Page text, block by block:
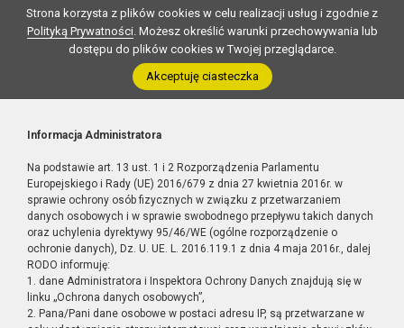
Strona korzysta z plików cookies w celu realizacji usług i zgodnie z
Polityką Prywatności. Możesz określić warunki przechowywania lub
dostępu do plików cookies w Twojej przeglądarce.
Akceptuję ciasteczka
Informacja Administratora
Na podstawie art. 13 ust. 1 i 2 Rozporządzenia Parlamentu
Europejskiego i Rady (UE) 2016/679 z dnia 27 kwietnia 2016r. w
sprawie ochrony osób fizycznych w związku z przetwarzaniem
danych osobowych i w sprawie swobodnego przepływu takich danych
oraz uchylenia dyrektywy 95/46/WE (ogólne rozporządzenie o
ochronie danych), Dz. U. UE. L. 2016.119.1 z dnia 4 maja 2016r., dalej
RODO informuję:
1. dane Administratora i Inspektora Ochrony Danych znajdują się w
linku „Ochrona danych osobowych”,
2. Pana/Pani dane osobowe w postaci adresu IP, są przetwarzane w